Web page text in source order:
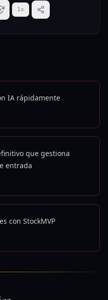
1x
IA rápidamente
que gestiona
entrada
con StockMVP